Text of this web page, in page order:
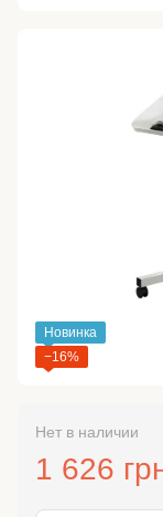
Новинка
−16%
Нет в наличии
1 626